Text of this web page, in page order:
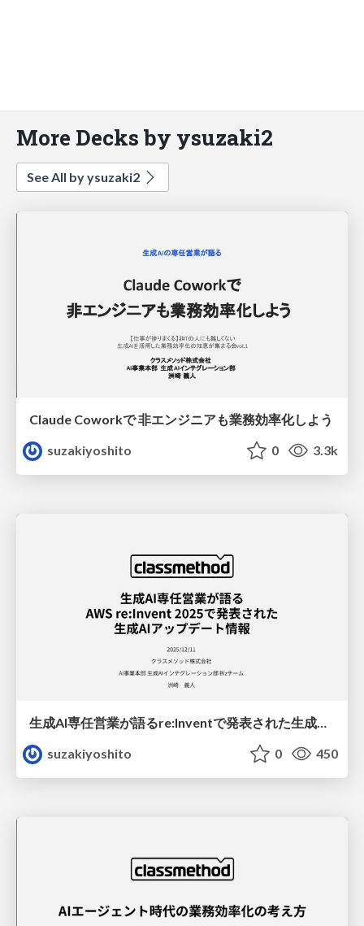
More Decks by ysuzaki2
See All by ysuzaki2
Claude Coworkで 非エンジニアも業務効率化しよう
suzakiyoshito
0 3.3k
suzakiyoshito
0 450